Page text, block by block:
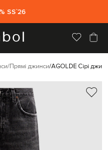
SS`26
Прямі джинси AGOLDE Сірі